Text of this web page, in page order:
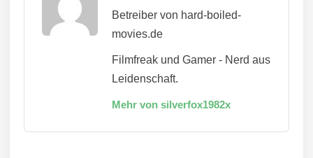
Betreiber von hard-boiled-
movies.de
Filmfreak und Gamer - Nerd aus
Leidenschaft.
Mehr von silverfox1982x